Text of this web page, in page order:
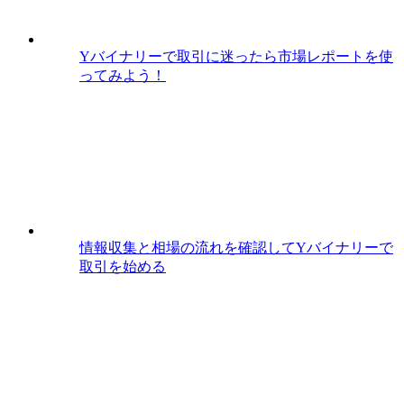
Yバイナリーで取引に迷ったら市場レポートを使
ってみよう！
情報収集と相場の流れを確認してYバイナリーで
取引を始める